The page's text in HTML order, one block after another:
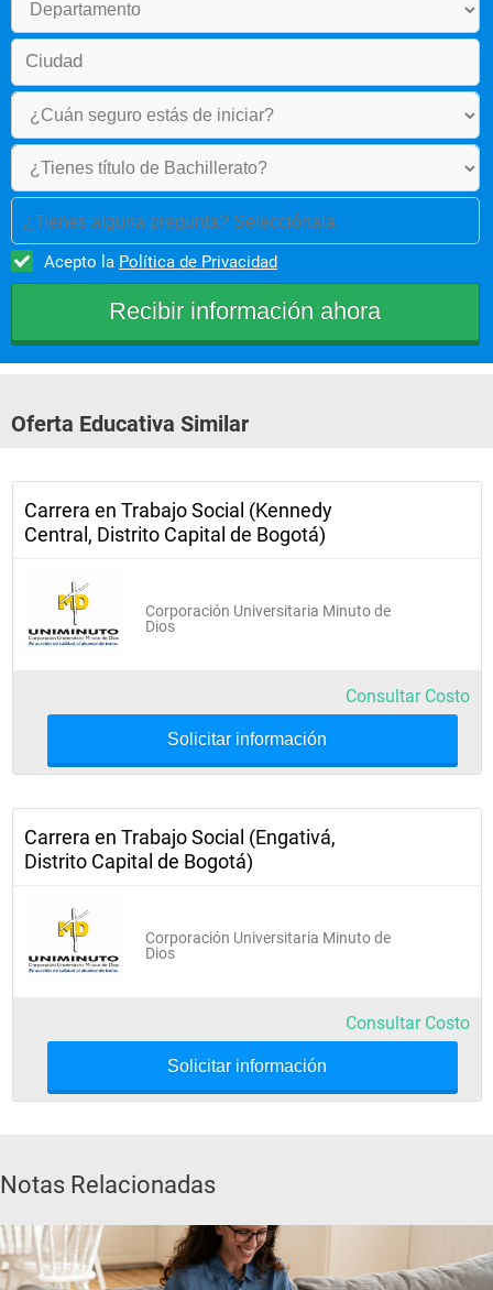
Intervención familiar
Tercer Semestre
Estadística descriptiva
Expresión oral y escrita II
Taller problemas sociales I
Cuarto Semestre
Epistemología
Historia de Colombia II
Intervención grupal
Taller problemas sociales II
Profundización disciplinar I
Quinto Semestre
empresarial
Antropología
¿Tienes alguna pregunta? Selecciónala
Acepto la Política de Privacidad
Oferta Educativa Similar
Carrera en Trabajo Social (Kennedy
Central, Distrito Capital de Bogotá)
Corporación Universitaria Minuto de
Dios
Consultar Costo
Solicitar información
Carrera en Trabajo Social (Engativá,
Distrito Capital de Bogotá)
Corporación Universitaria Minuto de
Dios
Consultar Costo
Solicitar información
Notas Relacionadas